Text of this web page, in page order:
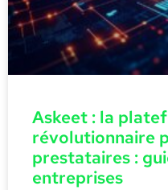
Askeet : la
révolutionnaire
prestataires :
entreprises